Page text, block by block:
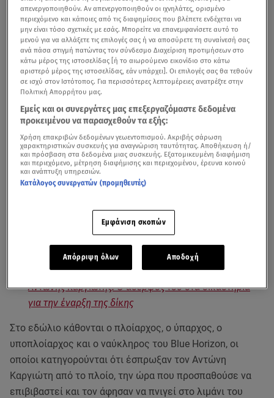
Την ενοχή των τεσσάρων κατηγορούμενων για τη
Αντώνη Καργιώτηστο λιμάνι του Πειραιά
πρότεινε η Εισαγγελέας.
Αντώνης Καργιώτης: Ο αδερφός του στα δικαστήρια
για την έναρξη της δίκης
Στο εδώλιο κάθονται ο πλοίαρχος, ο ύπαρχος, ο
υποπλοίαρχος και ο ναύκληρος του Blue Horizon, οι
οποίοι κατηγορούνται ότι έσπρωξαν τον Αντώνη
Καργιώτη από το πλοίο, την ώρα που προσπαθούσε να
επιβιβαστεί και τον άφησαν να πνιγεί στο λιμάνι του
απενεργοποιηθούν. Αν απενεργοποιηθούν οι ιχνηλάτες, ορισμένο
περιεχόμενο και κάποιες από τις διαφημίσεις που βλέπετε ενδέχεται να
μην είναι τόσο σχετικές με εσάς. Μπορείτε να επανεμφανίσετε αυτό το
μενού για να αλλάξετε τις επιλογές σας ή να αποσύρετε τη συναίνεσή σας
ανά πάσα στιγμή πατώντας τον σύνδεσμο Διαχείριση προτιμήσεων στο
κάτω μέρος της ιστοσελίδας [ή το αιωρούμενο εικονίδιο στο κάτω
αριστερό μέρος της ιστοσελίδας, εάν υπάρχει]. Οι επιλογές σας θα τεθούν
σε ισχύ στον Ιστότοπος. Για περισσότερες λεπτομέρειες ανατρέξτε στην
Πολιτική Απορρήτου μας.
Εμείς και οι συνεργάτες μας επεξεργαζόμαστε δεδομένα
προκειμένου να παρασχεθούν τα εξής:
Χρήση επακριβών δεδομένων γεωεντοπισμού. Ακριβής σάρωση
χαρακτηριστικών συσκευής για αναγνώριση ταυτότητας. Αποθήκευση ή/
και πρόσβαση στα δεδομένα μιας συσκευής. Εξατομικευμένη διαφήμιση
και περιεχόμενο, μέτρηση διαφήμισης και περιεχομένου, έρευνα κοινού
και ανάπτυξη υπηρεσιών.
Κατάλογος συνεργατών (προμηθευτές)
Εμφάνιση σκοπών
Απόρριψη όλων Αποδοχή